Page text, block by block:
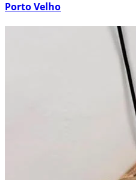
Porto Velho